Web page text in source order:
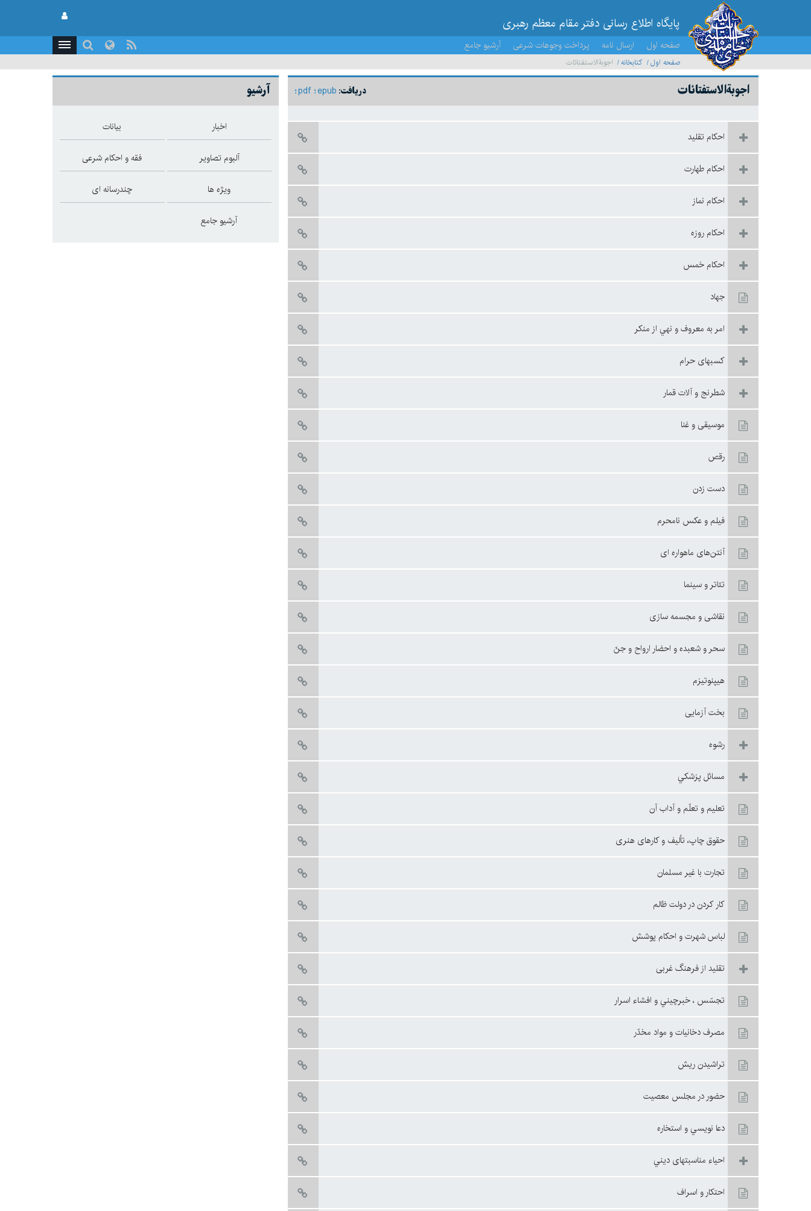
پایگاه اطلاع رسانی دفتر مقام معظم رهبری
صفحه اول ارسال نامه پرداخت وجوهات شرعی آرشیو جامع
صفحه اول کتابخانه اجوبة‌الاستفتائات
دریافت: epub
pdf اجوبة‌الاستفتائات
احكام تقليد
احکام طهارت
احكام نماز
احكام روزه
احكام خمس
جهاد
امر به معروف و نهي از منكر
كسبهاى حرام
شطرنج و آلات قمار
موسيقى و غنا
رقص
دست زدن‏
فيلم و عکس نامحرم
آنتن‌هاى ماهواره ‏اى
تئاتر و سينما
نقاشى و مجسمه سازى
سحر و شعبده و احضار ارواح و جنّ
هيپنوتيزم
بخت آزمايى‏
رشوه
مسائل پزشكي
تعليم و تعلّم و آداب آن
حقوق چاپ، تأليف و كارهای هنری
تجارت با غير مسلمان
كار كردن در دولت ظالم
لباس شهرت و احكام پوشش
تقليد از فرهنگ غربى
تجسّس ، خبرچيني و افشاء اسرار
مصرف دخانيات و مواد مخدّر
تراشيدن ريش
حضور در مجلس معصيت
دعا نويسي و استخاره
احياء مناسبتهاى ديني
احتكار و اسراف
آرشیو
اخبار بیانات
آلبوم تصاویر فقه و احکام شرعی
ویژه ها چندرسانه ای
آرشیو جامع